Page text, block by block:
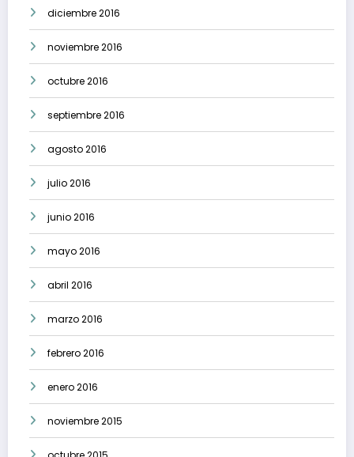
diciembre 2016
noviembre 2016
octubre 2016
septiembre 2016
agosto 2016
julio 2016
junio 2016
mayo 2016
abril 2016
marzo 2016
febrero 2016
enero 2016
noviembre 2015